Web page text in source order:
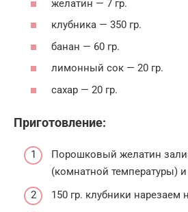
желатин — 7 гр.
клубника — 350 гр.
банан — 60 гр.
лимонный сок — 20 гр.
сахар — 20 гр.
Приготовление:
Порошковый желатин
(комнатной температуры)
150 гр. клубники нарезаем